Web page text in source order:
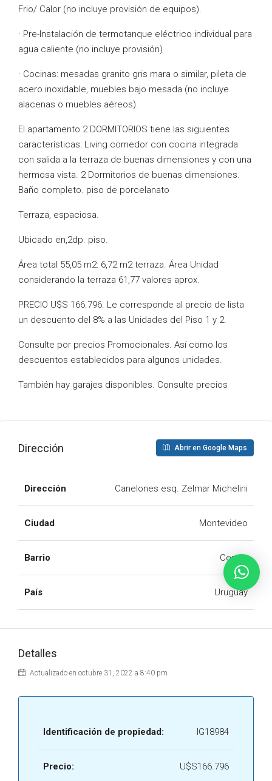
Frio/ Calor (no incluye provisión de equipos).
· Pre-Instalación de termotanque eléctrico individual para
agua caliente (no incluye provisión)
· Cocinas: mesadas granito gris mara o similar, pileta de
acero inoxidable, muebles bajo mesada (no incluye
alacenas o muebles aéreos).
El apartamento 2 DORMITORIOS tiene las siguientes
características: Living comedor con cocina integrada
con salida a la terraza de buenas dimensiones y con una
hermosa vista. 2 Dormitorios de buenas dimensiones.
Baño completo. piso de porcelanato
Terraza, espaciosa.
Ubicado en,2dp. piso.
Área total 55,05 m2: 6,72 m2 terraza. Área Unidad
considerando la terraza 61,77 valores aprox.
PRECIO U$S 166.796. Le corresponde al precio de lista
un descuento del 8% a las Unidades del Piso 1 y 2.
Consulte por precios Promocionales. Así como los
descuentos establecidos para algunos unidades.
También hay garajes disponibles. Consulte precios
Dirección Abrir en Google Maps
Dirección Canelones esq. Zelmar Michelini
Ciudad Montevideo
Barrio Centro
País Uruguay
Detalles
Actualizado en octubre 31, 2022 a 8:40 pm
Identificación de propiedad: IG18984
Precio: U$S166.796